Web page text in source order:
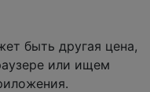
быть другая цена,
или ищем